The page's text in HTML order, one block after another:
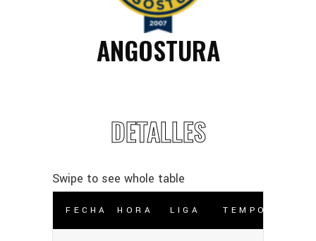
ANGOSTURA
DETALLES
FECHA HORA LIGA TEMPORADA